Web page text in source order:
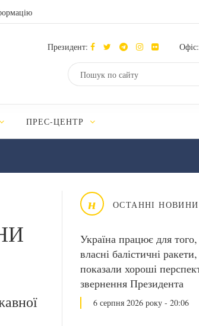
Президент: Офіс:
ПРЕС-ЦЕНТР
н ОСТАННІ НОВИНИ
Україна працює для
власні балістичні
показали хороші
звернення Президента
6 серпня 2026 року - 20:06